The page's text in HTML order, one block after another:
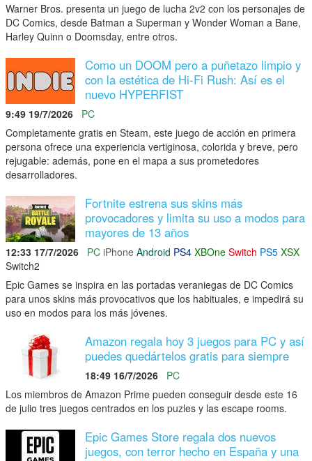
Warner Bros. presenta un juego de lucha 2v2 con los personajes de
DC Comics, desde Batman a Superman y Wonder Woman a Bane,
Harley Quinn o Doomsday, entre otros.
Como un DOOM pero a puñetazo limpio y
con la estética de Hi-Fi Rush: Así es el
nuevo HYPERFIST
9:49 19/7/2026
PC
Completamente gratis en Steam, este juego de acción en primera
persona ofrece una experiencia vertiginosa, colorida y breve, pero
rejugable: además, pone en el mapa a sus prometedores
desarrolladores.
Fortnite estrena sus skins más
provocadores y limita su uso a modos para
mayores de 13 años
12:33 17/7/2026 PC iPhone Android PS4 XBOne Switch PS5 XSX
Switch2
Epic Games se inspira en las portadas veraniegas de DC Comics
para unos skins más provocativos que los habituales, e impedirá su
uso en modos para los más jóvenes.
Amazon regala hoy 3 juegos para PC y así
puedes quedártelos gratis para siempre
18:49 16/7/2026
PC
Los miembros de Amazon Prime pueden conseguir desde este 16
de julio tres juegos centrados en los puzles y las escape rooms.
Epic Games Store regala dos nuevos
juegos, con terror hecho en España y una